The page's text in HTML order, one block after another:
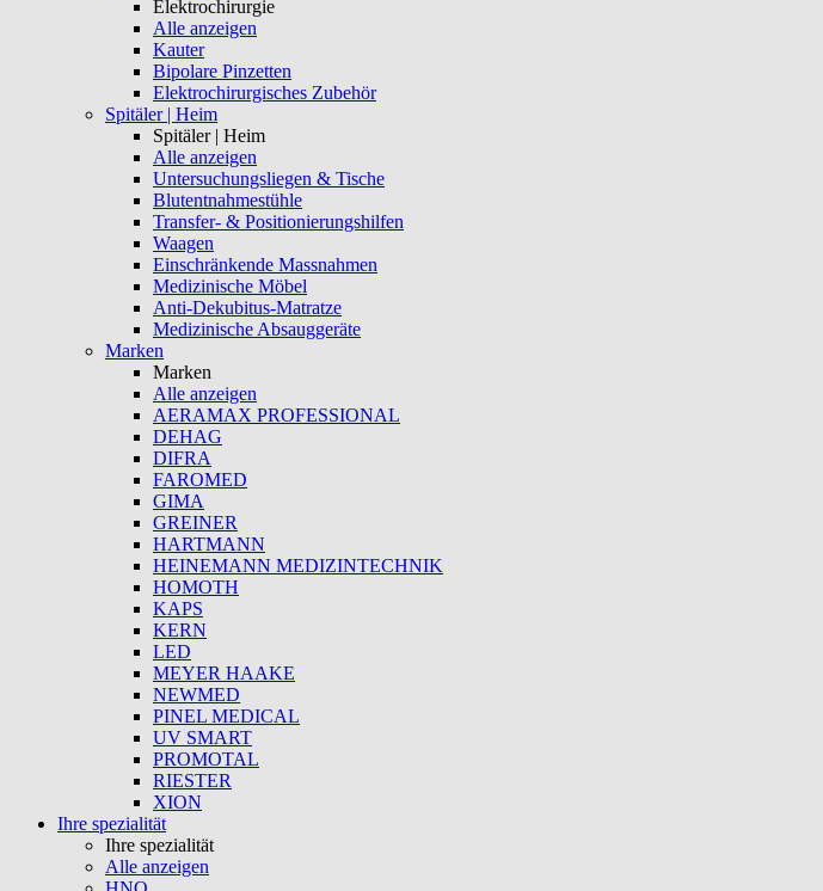
Elektrochirurgie
Alle anzeigen
Kauter
Bipolare Pinzetten
Elektrochirurgisches Zubehör
Spitäler | Heim
Spitäler | Heim
Alle anzeigen
Untersuchungsliegen & Tische
Blutentnahmestühle
Transfer- & Positionierungshilfen
Waagen
Einschränkende Massnahmen
Medizinische Möbel
Anti-Dekubitus-Matratze
Medizinische Absauggeräte
Marken
Marken
Alle anzeigen
AERAMAX PROFESSIONAL
DEHAG
DIFRA
FAROMED
GIMA
GREINER
HARTMANN
HEINEMANN MEDIZINTECHNIK
HOMOTH
KAPS
KERN
LED
MEYER HAAKE
NEWMED
PINEL MEDICAL
UV SMART
PROMOTAL
RIESTER
XION
Ihre spezialität
Ihre spezialität
Alle anzeigen